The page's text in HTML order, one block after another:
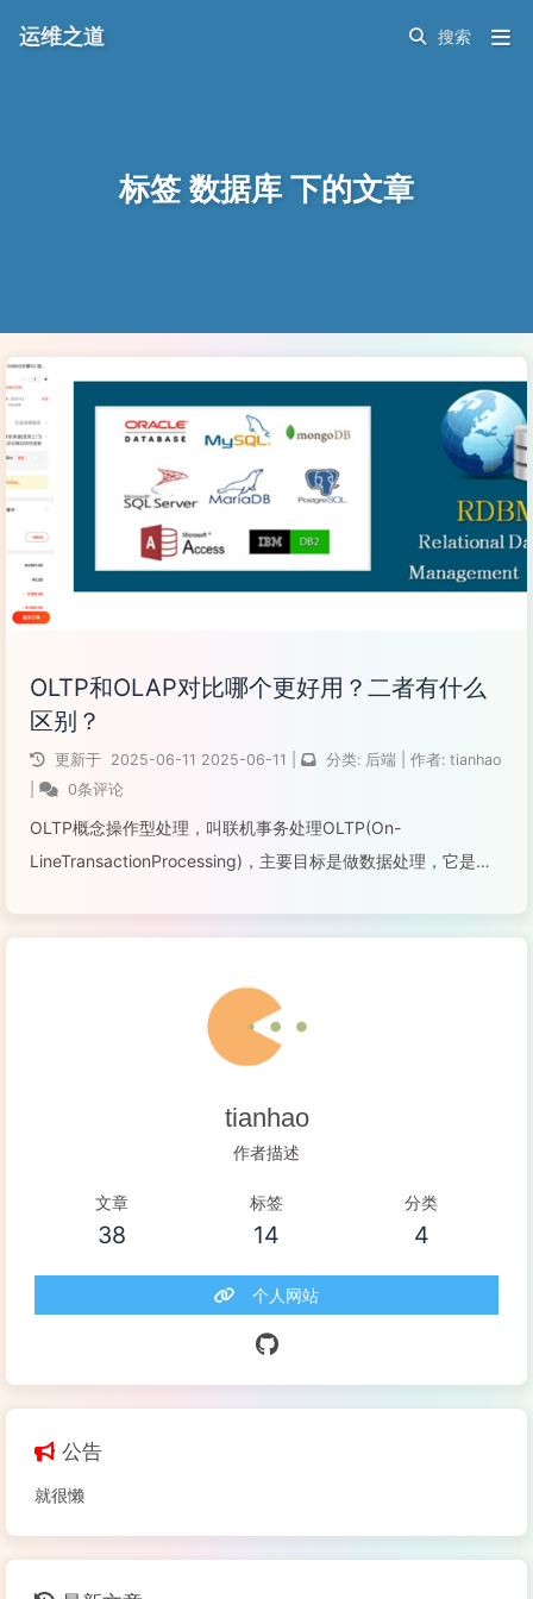
标签 数据库 下的文章
运维之道
OLTP和OLAP对比哪个更好用？二者有什么
区别？
更新于 2025-06-11 2025-06-11 分类: 后端 作者: tianhao
0条评论
OLTP概念操作型处理，叫联机事务处理OLTP(On-
LineTransactionProcessing)，主要目标是做数据处理，它是针
tianhao
作者描述
文章
38
标签
14
分类
4
个人网站
公告
就很懒